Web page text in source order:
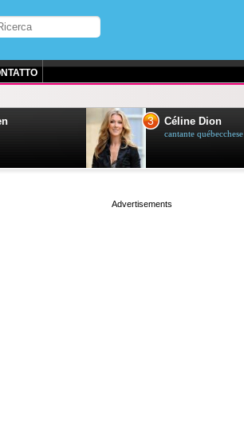
3 Céline Dion
cantante québecchese